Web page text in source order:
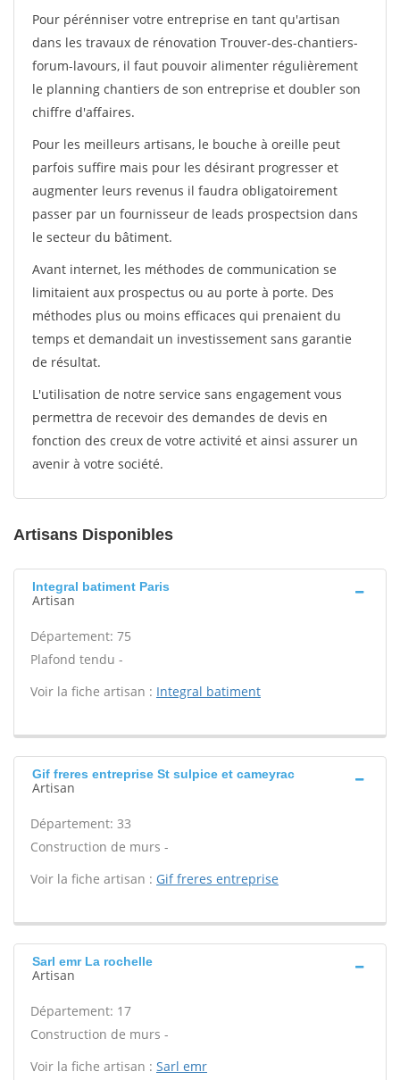
Pour pérénniser votre entreprise en tant qu'artisan
dans les travaux de rénovation Trouver-des-chantiers-
forum-lavours, il faut pouvoir alimenter régulièrement
le planning chantiers de son entreprise et doubler son
chiffre d'affaires.
Pour les meilleurs artisans, le bouche à oreille peut
parfois suffire mais pour les désirant progresser et
augmenter leurs revenus il faudra obligatoirement
passer par un fournisseur de leads prospectsion dans
le secteur du bâtiment.
Avant internet, les méthodes de communication se
limitaient aux prospectus ou au porte à porte. Des
méthodes plus ou moins efficaces qui prenaient du
temps et demandait un investissement sans garantie
de résultat.
L'utilisation de notre service sans engagement vous
permettra de recevoir des demandes de devis en
fonction des creux de votre activité et ainsi assurer un
avenir à votre société.
Artisans Disponibles
Integral batiment Paris
Artisan
Département: 75
Plafond tendu -
Voir la fiche artisan : Integral batiment
Gif freres entreprise St sulpice et cameyrac
Artisan
Département: 33
Construction de murs -
Voir la fiche artisan : Gif freres entreprise
Sarl emr La rochelle
Artisan
Département: 17
Construction de murs -
Voir la fiche artisan : Sarl emr